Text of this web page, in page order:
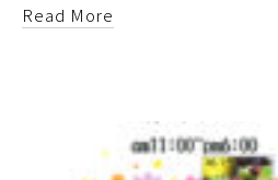
Read More